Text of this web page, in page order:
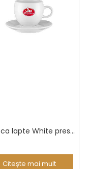
Ceasca lapte White prestige
Citește mai mult